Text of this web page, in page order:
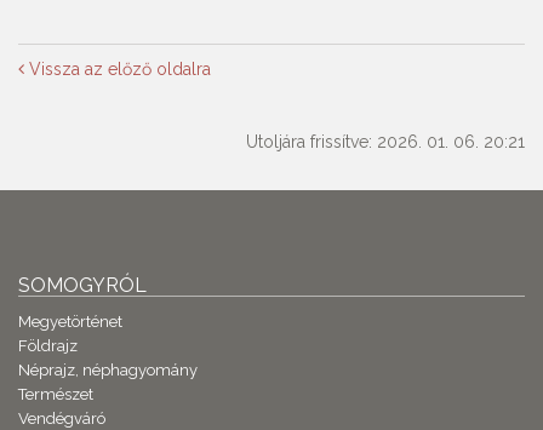
Vissza az előző oldalra
Utoljára frissítve: 2026. 01. 06. 20:21
SOMOGYRÓL
Megyetörténet
Földrajz
Néprajz, néphagyomány
Természet
Vendégváró